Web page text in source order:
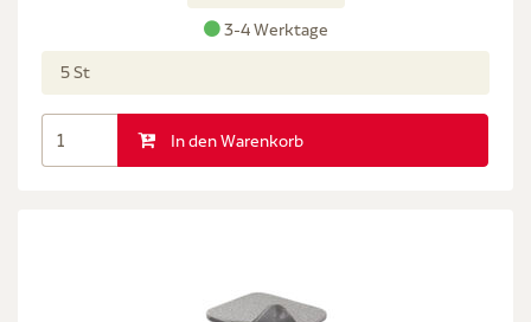
3-4 Werktage
5 St
In den Warenkorb